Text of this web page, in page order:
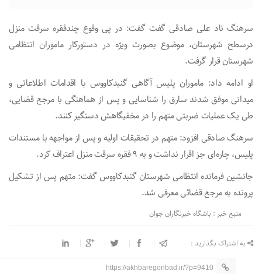
سرهنگ ناد علی صادقی گفت گفت: در پی وقوع چندفقره سرقت منزل
درسطح شهرستان، موضوع بصورت ویژه در دستورکار ماموران انتظامی
شهرستان قرار گرفت.
او ادامه داد: ماموران پلیس آگاهی گنبدکاووس با اقدامات اطلاعاتی و
میدانی موفق شدند سارق را شناسایی و پس از هماهنگی با مرجع قضایی،
طی یک عملیات ضربتی متهم را در مخفیگاهش دستگیر کنند.
سرهنگ صادقی افزود: متهم در تحقیقات اولیه و پس از مواجهه با مستندات
پلیس، چاره‌ای جز اقرار نداشت و به ۹ فقره سرقت منزل اعتراف کرد.
جانشین فرمانده انتظامی شهرستان گنبدکاووس گفت: متهم پس از تشکیل
پرونده به مرجع قضائی معرفی شد.
منبع خبر : باشگاه خبرنگاران جوان
به اشتراک بگذارید :
https://akhbaregonbad.ir/?p=9410